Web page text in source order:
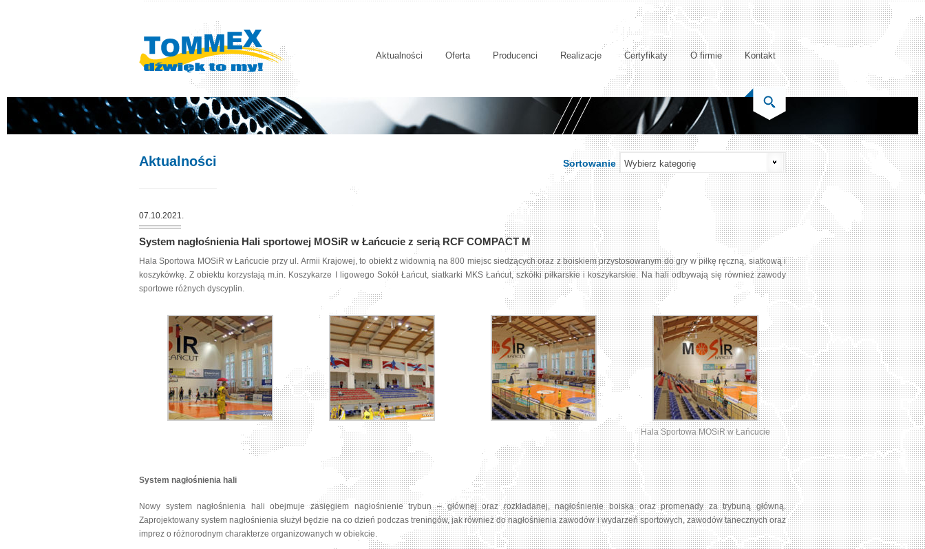
Aktualności Oferta Producenci Realizacje Certyfikaty O firmie Kontakt
Aktualności Sortowanie
07.10.2021.
System nagłośnienia Hali sportowej MOSiR w Łańcucie z serią RCF COMPACT M
Hala Sportowa MOSiR w Łańcucie przy ul. Armii Krajowej, to obiekt z widownią na 800 miejsc siedzących oraz z boiskiem przystosowanym do gry w piłkę ręczną, siatkową i
koszykówkę. Z obiektu korzystają m.in. Koszykarze I ligowego Sokół Łańcut, siatkarki MKS Łańcut, szkółki piłkarskie i koszykarskie. Na hali odbywają się również zawody
sportowe różnych dyscyplin.
Hala Sportowa MOSiR w Łańcucie
System nagłośnienia hali
Nowy system nagłośnienia hali obejmuje zasięgiem nagłośnienie trybun – głównej oraz rozkładanej, nagłośnienie boiska oraz promenady za trybuną główną.
Zaprojektowany system nagłośnienia służył będzie na co dzień podczas treningów, jak również do nagłośnienia zawodów i wydarzeń sportowych, zawodów tanecznych oraz
imprez o różnorodnym charakterze organizowanych w obiekcie.